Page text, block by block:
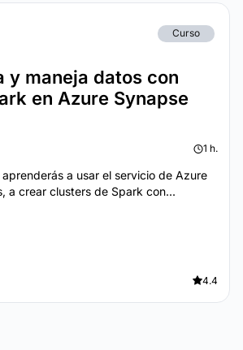
Curso
y maneja datos con
en Azure Synapse
1 h.
a usar el servicio de Azure
a crear clusters de Spark con...
4.4